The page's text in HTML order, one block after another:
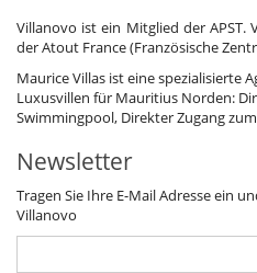
Villanovo ist ein Mitglied der APST.
der Atout France (Französische
Maurice Villas ist eine spezialisierte
Luxusvillen für Mauritius Norden:
Swimmingpool, Direkter Zugang
Newsletter
Tragen Sie Ihre E-Mail Adresse ein
Villanovo